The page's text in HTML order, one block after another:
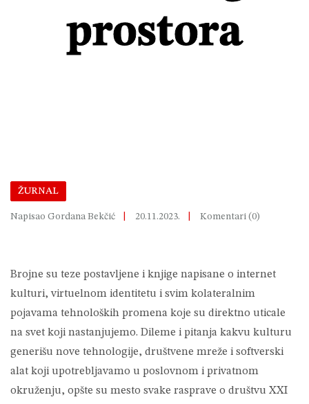
prostora
ŽURNAL
Napisao Gordana Bekčić 20.11.2023. Komentari (0)
Brojne su teze postavljene i knjige napisane o internet
kulturi, virtuelnom identitetu i svim kolateralnim
pojavama tehnoloških promena koje su direktno uticale
na svet koji nastanjujemo. Dileme i pitanja kakvu kulturu
generišu nove tehnologije, društvene mreže i softverski
alat koji upotrebljavamo u poslovnom i privatnom
okruženju, opšte su mesto svake rasprave o društvu XXI